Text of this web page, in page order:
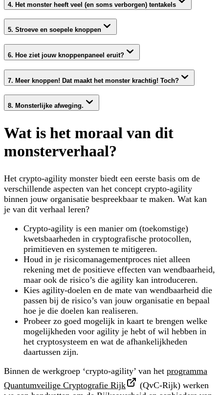
4. Het monster heeft veel (en soms verborgen) tentakels
5. Stroeve en soepele knoppen
6. Hoe ziet jouw knoppenpaneel eruit?
7. Meer knoppen! Dat maakt het monster krachtig! Toch?
8. Monsterlijke afweging.
Wat is het moraal van dit
monsterverhaal?
Het crypto-agility monster biedt een eerste basis om de
verschillende aspecten van het concept crypto-agility
binnen jouw organisatie bespreekbaar te maken. Wat kan
je van dit verhaal leren?
Crypto-agility is een manier om (toekomstige)
kwetsbaarheden in cryptografische protocollen,
primitieven en systemen te mitigeren.
Houd in je risicomanagementproces niet alleen
rekening met de positieve effecten van wendbaarheid,
maar ook de risico’s die agility kan introduceren.
Kies agility-doelen en de mate van wendbaarheid die
passen bij de risico’s van jouw organisatie en bepaal
hoe je die doelen kan realiseren.
Probeer zo goed mogelijk in kaart te brengen welke
mogelijkheden voor agility je hebt of wil hebben in
het cryptosysteem en wat de afhankelijkheden
daartussen zijn.
Binnen de werkgroep ‘crypto-agility’ van het programma
Quantumveilige Cryptografie Rijk
(QvC-Rijk) werken